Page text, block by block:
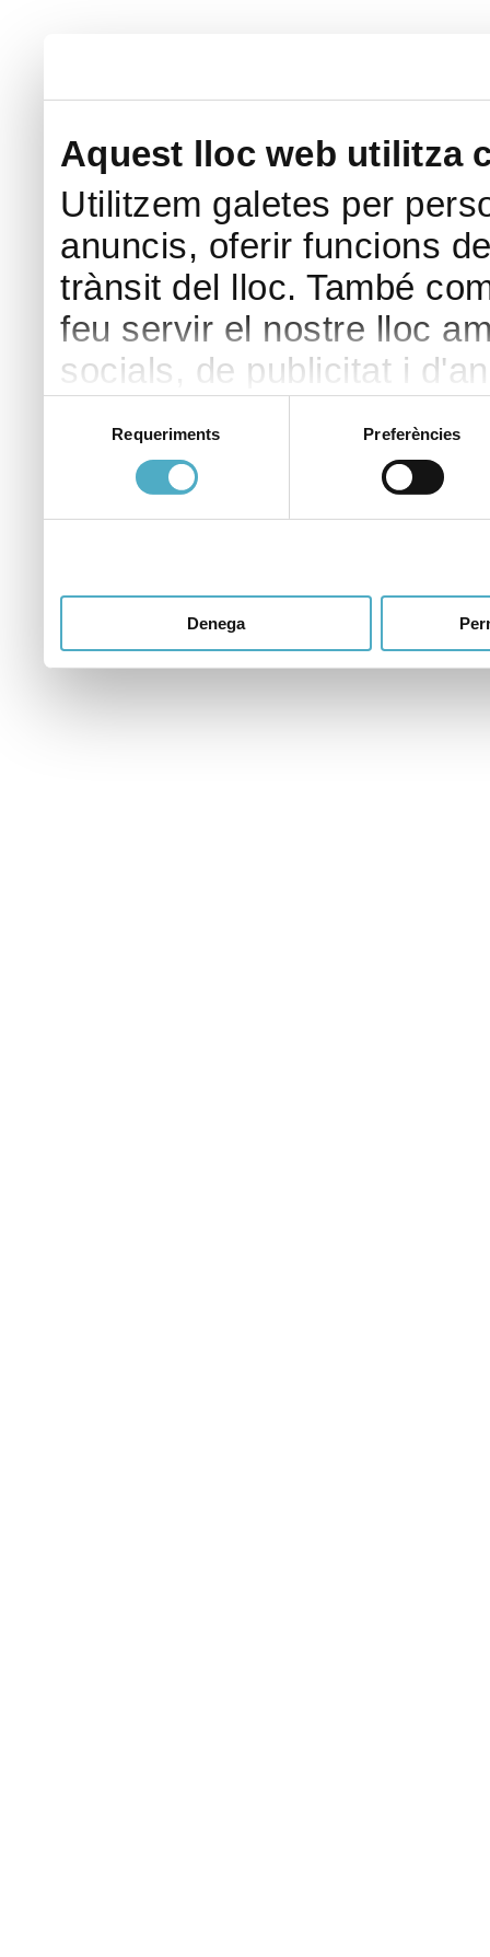
Aquest lloc web utilitza
Utilitzem galetes per
anuncis, oferir funcions
trànsit del lloc. També
feu servir el nostre lloc
socials, de publicitat i
hàgiu proporcionat o
heu fet dels seus serveis.
consentiment
Requeriments Preferències
Denega